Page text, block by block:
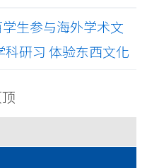
生参与海外学术文
研习 体验东西文化